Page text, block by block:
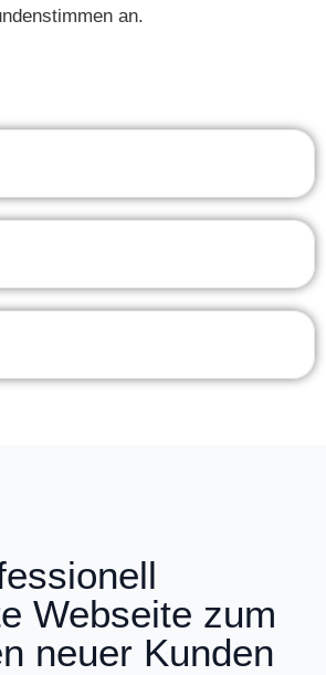
an.
Webseite zum
neuer Kunden